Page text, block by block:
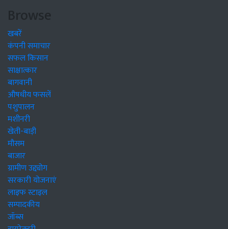
Browse
खबरें
कंपनी समाचार
सफल किसान
साक्षात्कार
बागवानी
औषधीय फसलें
पशुपालन
मशीनरी
खेती-बाड़ी
मौसम
बाजार
ग्रामीण उद्द्योग
सरकारी योजनाएं
लाइफ स्टाइल
सम्पादकीय
जॉब्स